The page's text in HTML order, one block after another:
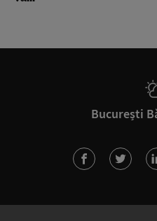
București